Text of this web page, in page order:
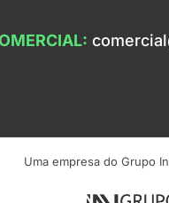
Uma empresa do Grupo